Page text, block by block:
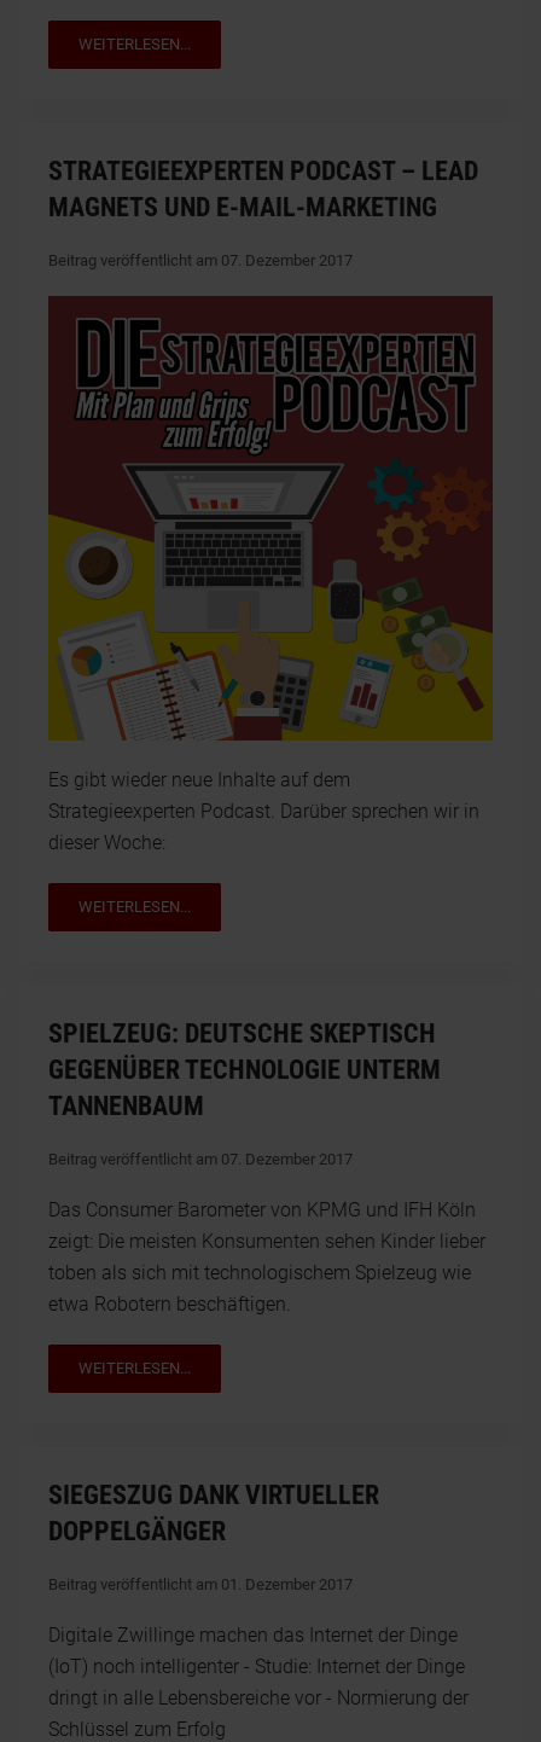
WEITERLESEN...
STRATEGIEEXPERTEN PODCAST – LEAD
MAGNETS UND E-MAIL-MARKETING
Beitrag veröffentlicht am 07. Dezember 2017
Es gibt wieder neue Inhalte auf dem
Strategieexperten Podcast. Darüber sprechen wir in
dieser Woche:
WEITERLESEN...
SPIELZEUG: DEUTSCHE SKEPTISCH
GEGENÜBER TECHNOLOGIE UNTERM
TANNENBAUM
Beitrag veröffentlicht am 07. Dezember 2017
Das Consumer Barometer von KPMG und IFH Köln
zeigt: Die meisten Konsumenten sehen Kinder lieber
toben als sich mit technologischem Spielzeug wie
etwa Robotern beschäftigen.
WEITERLESEN...
SIEGESZUG DANK VIRTUELLER
DOPPELGÄNGER
Beitrag veröffentlicht am 01. Dezember 2017
Digitale Zwillinge machen das Internet der Dinge
(IoT) noch intelligenter - Studie: Internet der Dinge
dringt in alle Lebensbereiche vor - Normierung der
Schlüssel zum Erfolg